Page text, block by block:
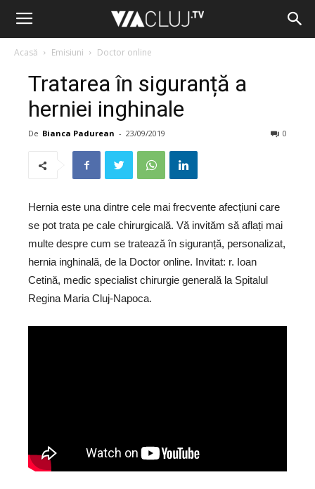
Acasă Emisiuni Doctor online
Tratarea în siguranță a
herniei inghinale
De Bianca Padurean - 23/09/2019 0
Hernia este una dintre cele mai frecvente afecțiuni care
se pot trata pe cale chirurgicală. Vă invităm să aflați mai
multe despre cum se tratează în siguranță, personalizat,
hernia inghinală, de la Doctor online. Invitat: r. Ioan
Cetină, medic specialist chirurgie generală la Spitalul
Regina Maria Cluj-Napoca.